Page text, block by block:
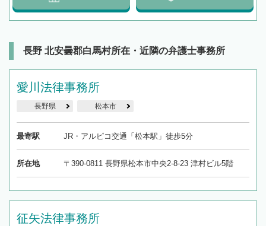
長野 北安曇郡白馬村所在・近隣の弁護士事務所
愛川法律事務所
長野県 松本市
最寄駅 JR・アルピコ交通「松本駅」徒歩5分
所在地 〒390-0811 長野県松本市中央2-8-23 津村ビル5階
征矢法律事務所